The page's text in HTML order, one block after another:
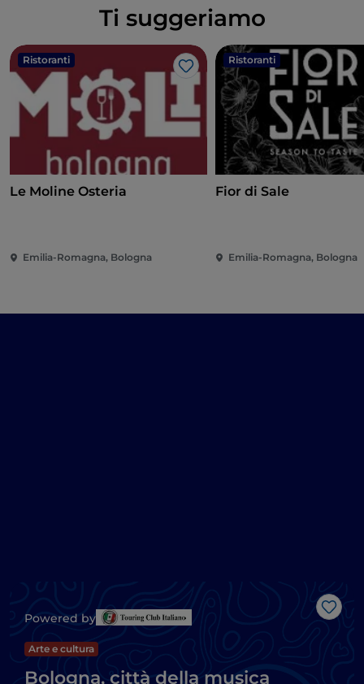
Ti suggeriamo
Ristoranti
Like
Le Moline Osteria
Emilia-Romagna, Bologna
Ristoranti
Fior di Sale
Emilia-Romagna, Bologna
Like
Powered by
Arte e cultura
Bologna, città della musica